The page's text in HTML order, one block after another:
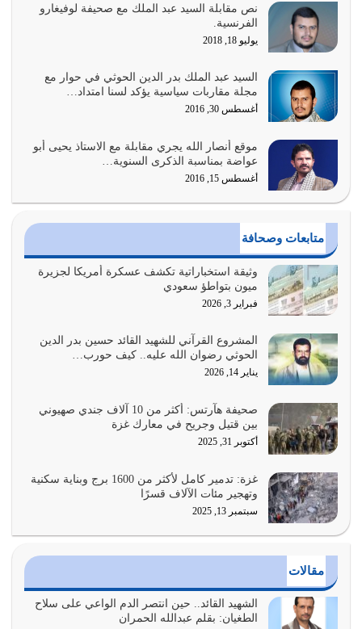
السبب الرئيسي لشقاء الأمة الابتعاد عن كتاب الله والتعدي
لحدود الله بالإضافات للدين
أغسطس 1, 2026
أبرز أسباب الشقاء هو الإعراض عن ذكر الله وعن هدى الله
المتمثل في القرآن الكريم
يوليو 31, 2026
أولياء الشيطان كلما كانوا أكثر ولاءً وطاعة للشيطان كلما كانوا
أكثر ضعفاً
يوليو 30, 2026
وعد الله تعالى من يُقتل في سبيله بالحياة الأبدية والرزق
والاستبشار والنجاة والخلود في…
يوليو 29, 2026
القرآن الكريم هو أهم مصدر لمعرفة رسول الله معرفة سيرته
معرفة شخصيته معرفة عظمته
يوليو 28, 2026
هل نحن من الصالحين؟ قيِّم نفسك هنا اترك القرآن على أصله
وأعرض نفسك، وأعرض ما لديك على…
يوليو 27, 2026
عندما يكون عدوك هو عدو الله معناه أن تكون نقاط الضعف
فيه كثيرة وسينصرك الله عليه إذا…
يوليو 26, 2026
أراد الله لهذه الأمة ان تكون خير امة أخرجت للناس بالنهوض
الدين الذي شرعه الله لا يجوز أن يخضع لآرائنا وأهوائنا
واجتهاداتنا لأننا سنختلف ونتفرق
يوليو 24, 2026
نص مقابلة السيد عبد الملك مع صحيفة لوفيغارو
الفرنسية.
يوليو 18, 2018
السيد عبد الملك بدر الدين الحوثي في حوار مع
مجلة مقاربات سياسية يؤكد لسنا امتداد…
أغسطس 30, 2016
موقع أنصار الله يجري مقابلة مع الاستاذ يحيى أبو
عواضة بمناسبة الذكرى السنوية…
أغسطس 15, 2016
متابعات وصحافة
وثيقة استخباراتية تكشف عسكرة أمريكا لجزيرة
ميون بتواطؤ سعودي
فبراير 3, 2026
المشروع القرآني للشهيد القائد حسين بدر الدين
الحوثي رضوان الله عليه.. كيف حورب…
يناير 14, 2026
صحيفة هآرتس: أكثر من 10 آلاف جندي صهيوني
بين قتيل وجريح في معارك غزة
أكتوبر 31, 2025
غزة: تدمير كامل لأكثر من 1600 برج وبناية سكنية
وتهجير مئات الآلاف قسرًا
سبتمبر 13, 2025
مقالات
الشهيد القائد.. حين انتصر الدم الواعي على سلاح
الطغيان: بقلم عبدالله الحمران